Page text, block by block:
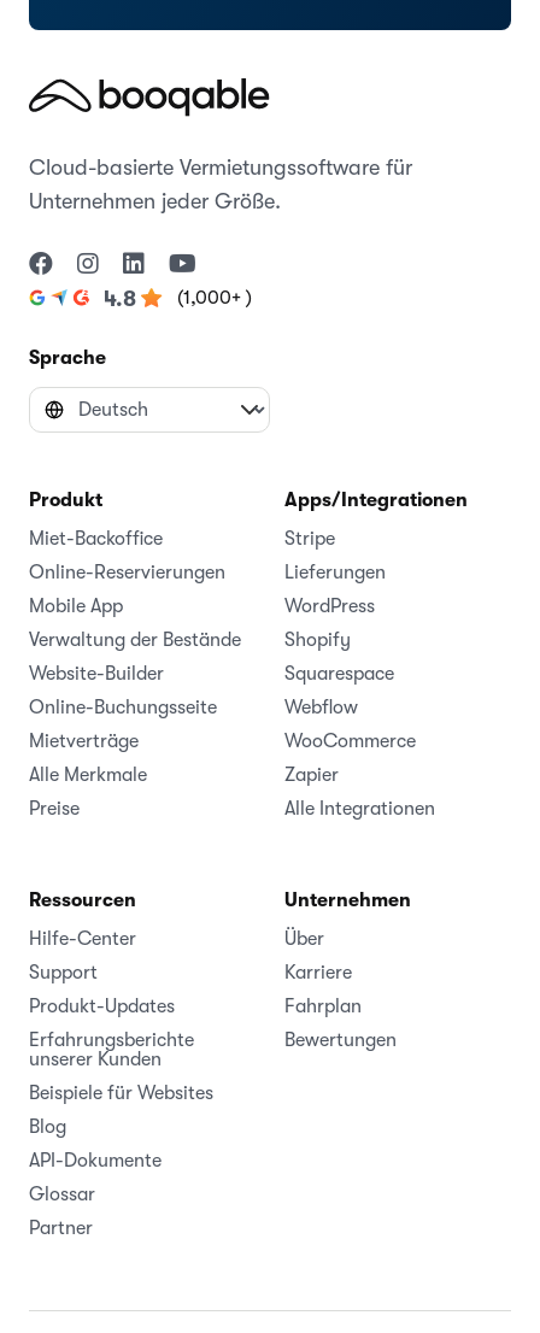
Cloud-basierte Vermietungssoftware für
Unternehmen jeder Größe.
4.8 (1,000+ )
Sprache
Produkt
Miet-Backoffice
Online-Reservierungen
Mobile App
Verwaltung der Bestände
Website-Builder
Online-Buchungsseite
Mietverträge
Alle Merkmale
Preise
Apps/Integrationen
Stripe
Lieferungen
WordPress
Shopify
Squarespace
Webflow
WooCommerce
Zapier
Alle Integrationen
Ressourcen
Hilfe-Center
Support
Produkt-Updates
Erfahrungsberichte
unserer Kunden
Beispiele für Websites
Blog
API-Dokumente
Glossar
Partner
Unternehmen
Über
Karriere
Fahrplan
Bewertungen